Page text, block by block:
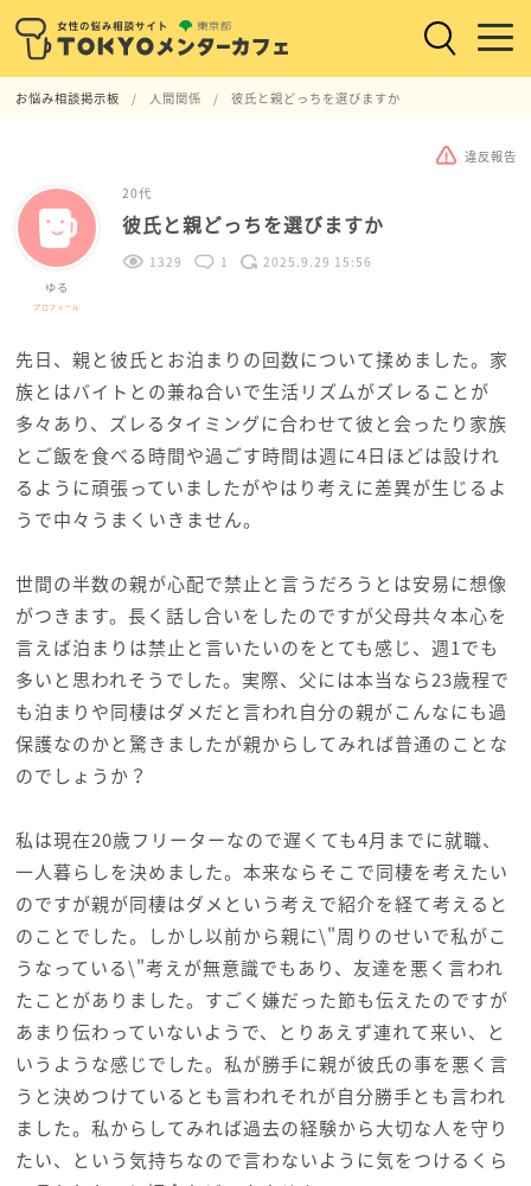
お悩み相談掲示板 人間関係 彼氏と親どっちを選びますか
違反報告
ゆる
プロフィール
20代
彼氏と親どっちを選びますか
1329 1 2025.9.29 15:56
先日、親と彼氏とお泊まりの回数について揉めました。家
族とはバイトとの兼ね合いで生活リズムがズレることが
多々あり、ズレるタイミングに合わせて彼と会ったり家族
とご飯を食べる時間や過ごす時間は週に4日ほどは設けれ
るように頑張っていましたがやはり考えに差異が生じるよ
うで中々うまくいきません。
世間の半数の親が心配で禁止と言うだろうとは安易に想像
がつきます。長く話し合いをしたのですが父母共々本心を
言えば泊まりは禁止と言いたいのをとても感じ、週1でも
多いと思われそうでした。実際、父には本当なら23歳程で
も泊まりや同棲はダメだと言われ自分の親がこんなにも過
保護なのかと驚きましたが親からしてみれば普通のことな
のでしょうか？
私は現在20歳フリーターなので遅くても4月までに就職、
一人暮らしを決めました。本来ならそこで同棲を考えたい
のですが親が同棲はダメという考えで紹介を経て考えると
のことでした。しかし以前から親に\"周りのせいで私がこ
うなっている\"考えが無意識でもあり、友達を悪く言われ
たことがありました。すごく嫌だった節も伝えたのですが
あまり伝わっていないようで、とりあえず連れて来い、と
いうような感じでした。私が勝手に親が彼氏の事を悪く言
うと決めつけているとも言われそれが自分勝手とも言われ
ました。私からしてみれば過去の経験から大切な人を守り
たい、という気持ちなので言わないように気をつけるくら